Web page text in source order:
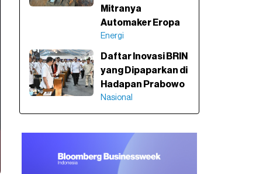
Mitranya
Automaker Eropa
Energi
Daftar Inovasi BRIN
yang Dipaparkan di
Hadapan Prabowo
Nasional